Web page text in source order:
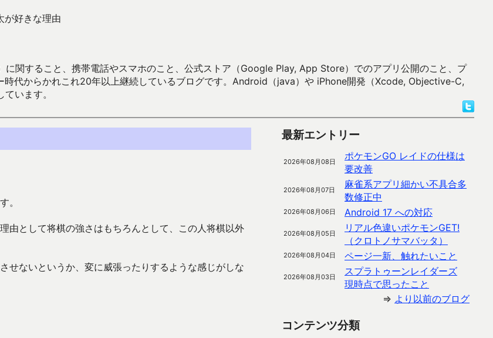
が好きな理由
関すること、携帯電話やスマホのこと、公式ストア（Google Play, App Store）でのアプリ公開のこと、プ
時代からかれこれ20年以上継続しているブログです。Android（java）や iPhone開発（Xcode, Objective-C,
います。
。
由として将棋の強さはもちろんとして、この人将棋以外
せないというか、変に威張ったりするような感じがしな
最新エントリー
2026年08月08日
ポケモンGO レイドの仕様は
要改善
2026年08月07日
麻雀系アプリ細かい不具合多
数修正中
2026年08月06日 Android 17 への対応
2026年08月05日
リアル色違いポケモンGET!
（クロトノサマバッタ）
2026年08月04日 ページ一新、触れたいこと
2026年08月03日
スプラトゥーンレイダーズ
現時点で思ったこと
⇒ より以前のブログ
コンテンツ分類